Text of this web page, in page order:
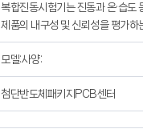
복합진동시험기는 진동과 온·습도
제품의 내구성 및 신뢰성을 평가하
모델:사양:
첨단반도체패키지PCB센터